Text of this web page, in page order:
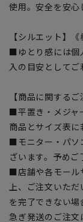
使用。安全を安心
【シルエット】
■ゆとり感には個
入の目安としてご
【商品に関するご
■平置き・メジャ
商品とサイズ表に
■モニター・パソ
ざいます。予めご
■店舗や各モール
上、ご注文いた
を完了できない
急ぎ発送のご注